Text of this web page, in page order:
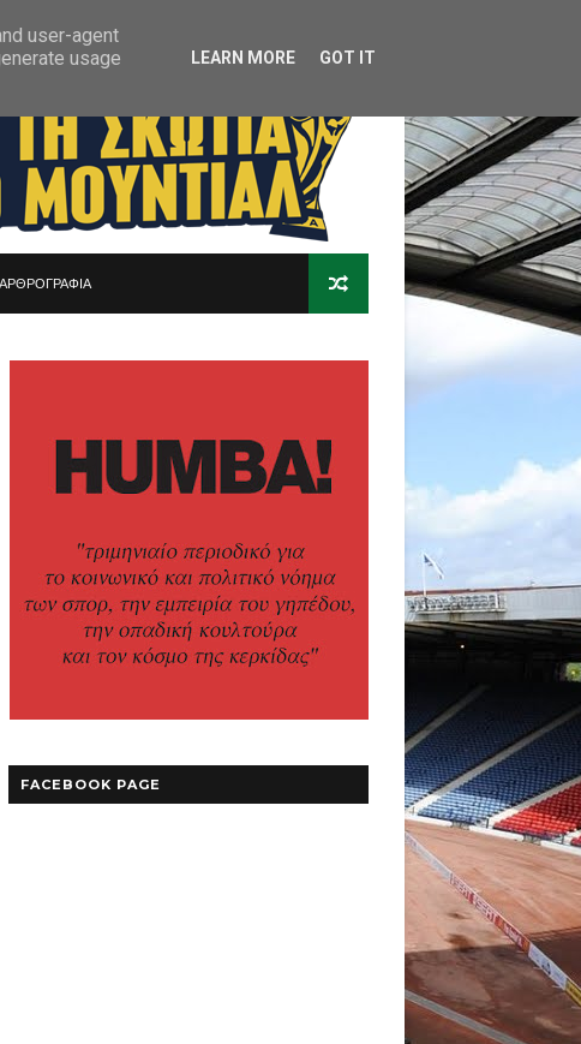
ΑΡΘΡΟΓΡΑΦΙΑ
FACEBOOK PAGE
user-agent
usage
LEARN MORE GOT IT